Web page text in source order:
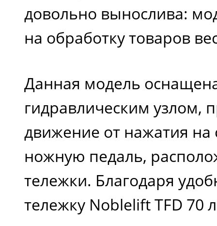
довольно вынослива:
на обработку товаров
Данная модель
гидравлическим узлом,
движение от нажатия
ножную педаль,
тележки. Благодаря
тележку Noblelift TFD 70